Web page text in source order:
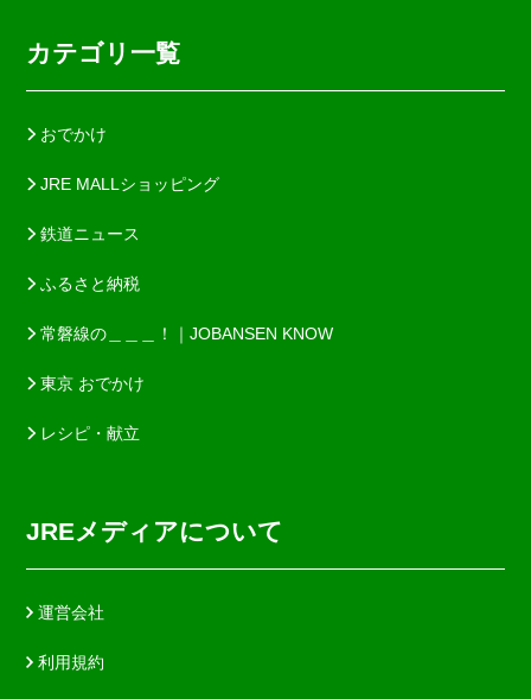
カテゴリ一覧
おでかけ
JRE MALLショッピング
鉄道ニュース
ふるさと納税
常磐線の＿＿＿！｜JOBANSEN KNOW
東京 おでかけ
レシピ・献立
JREメディアについて
運営会社
利用規約